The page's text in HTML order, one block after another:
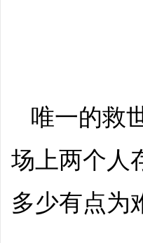
唯一的救
场上两个人
多少有点为